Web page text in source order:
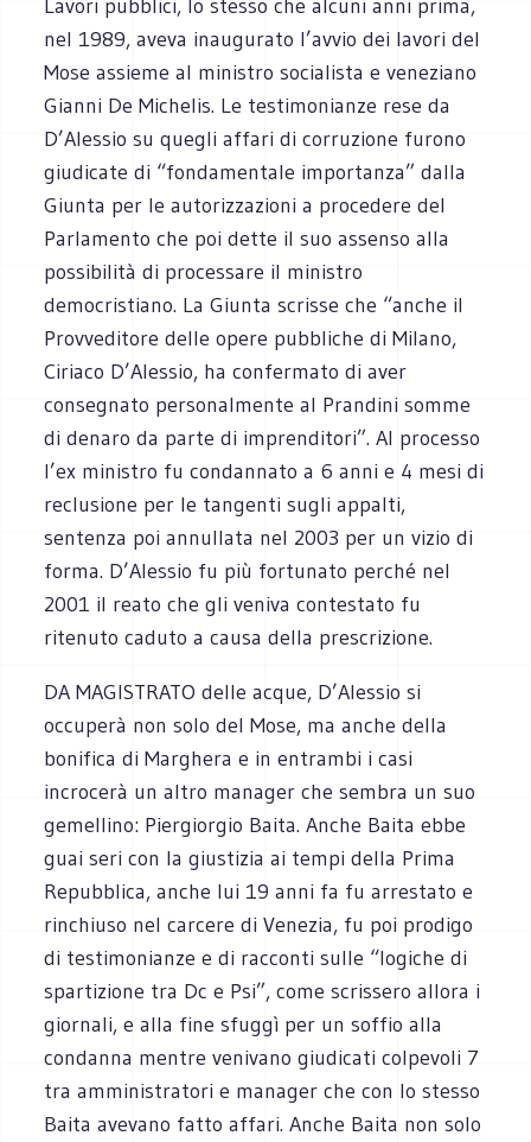
Lavori pubblici, lo stesso che alcuni anni prima,
nel 1989, aveva inaugurato l’avvio dei lavori del
Mose assieme al ministro socialista e veneziano
Gianni De Michelis. Le testimonianze rese da
D’Alessio su quegli affari di corruzione furono
giudicate di “fondamentale importanza” dalla
Giunta per le autorizzazioni a procedere del
Parlamento che poi dette il suo assenso alla
possibilità di processare il ministro
democristiano. La Giunta scrisse che “anche il
Provveditore delle opere pubbliche di Milano,
Ciriaco D’Alessio, ha confermato di aver
consegnato personalmente al Prandini somme
di denaro da parte di imprenditori”. Al processo
l’ex ministro fu condannato a 6 anni e 4 mesi di
reclusione per le tangenti sugli appalti,
sentenza poi annullata nel 2003 per un vizio di
forma. D’Alessio fu più fortunato perché nel
2001 il reato che gli veniva contestato fu
ritenuto caduto a causa della prescrizione.
DA MAGISTRATO delle acque, D’Alessio si
occuperà non solo del Mose, ma anche della
bonifica di Marghera e in entrambi i casi
incrocerà un altro manager che sembra un suo
gemellino: Piergiorgio Baita. Anche Baita ebbe
guai seri con la giustizia ai tempi della Prima
Repubblica, anche lui 19 anni fa fu arrestato e
rinchiuso nel carcere di Venezia, fu poi prodigo
di testimonianze e di racconti sulle “logiche di
spartizione tra Dc e Psi”, come scrissero allora i
giornali, e alla fine sfuggì per un soffio alla
condanna mentre venivano giudicati colpevoli 7
tra amministratori e manager che con lo stesso
Baita avevano fatto affari. Anche Baita non solo